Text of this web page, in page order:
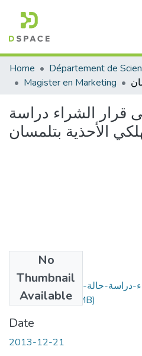
Communities & Collections
All of DSpace
Home
Magister en Marketing
قرار الشراء دراسة
الأحذية بتلمسان
No
Thumbnail
Available
دراسة-حالة-لمستهلكي-الأحذية-
بتلمسان.pdf(5.2 MB)
Date
2013-12-21